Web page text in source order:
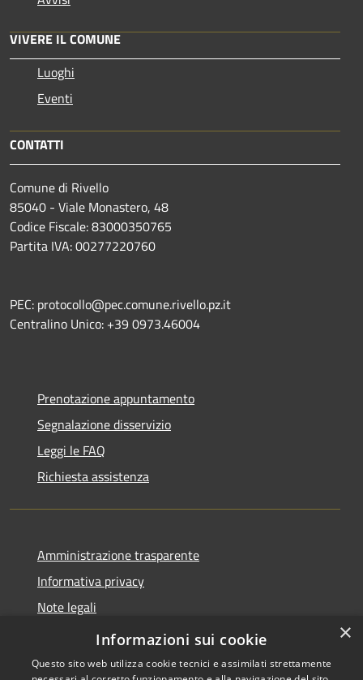
VIVERE IL COMUNE
Luoghi
Eventi
CONTATTI
Comune di Rivello
85040 - Viale Monastero, 48
Codice Fiscale: 83000350765
Partita IVA: 00277220760
PEC: protocollo@pec.comune.rivello.pz.it
Centralino Unico: +39 0973.46004
Prenotazione appuntamento
Segnalazione disservizio
Leggi le FAQ
Richiesta assistenza
Amministrazione trasparente
Informativa privacy
Note legali
Dichiarazione di accessibilità
×
Informazioni sui cookie
Questo sito web utilizza cookie tecnici e assimilati strettamente